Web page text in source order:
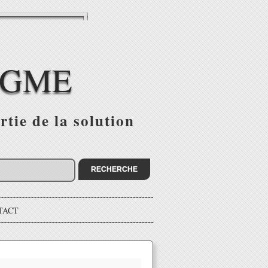
de la solution